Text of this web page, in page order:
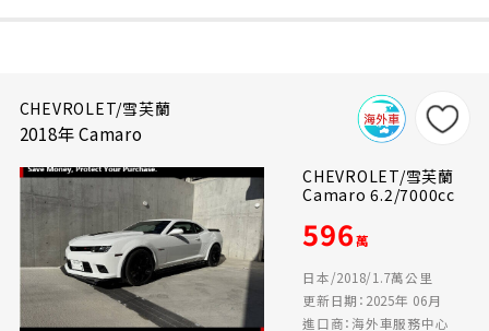
CHEVROLET/雪芙蘭
2018年 Camaro
CHEVROLET/雪芙蘭
Camaro 6.2/7000cc
596萬
日本/2018/1.7萬公里
更新日期：2025年 06月
進口商：海外車服務中心